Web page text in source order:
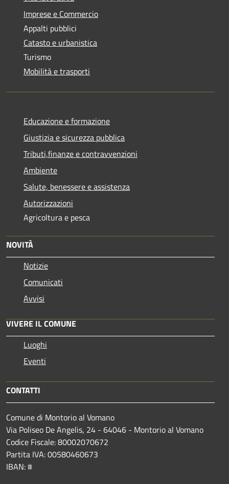
Imprese e Commercio
Appalti pubblici
Catasto e urbanistica
Turismo
Mobilità e trasporti
Educazione e formazione
Giustizia e sicurezza pubblica
Tributi,finanze e contravvenzioni
Ambiente
Salute, benessere e assistenza
Autorizzazioni
Agricoltura e pesca
NOVITÀ
Notizie
Comunicati
Avvisi
VIVERE IL COMUNE
Luoghi
Eventi
CONTATTI
Comune di Montorio al Vomano
Via Poliseo De Angelis, 24 - 64046 - Montorio al Vomano
Codice Fiscale: 80002070672
Partita IVA: 00580460673
IBAN: #